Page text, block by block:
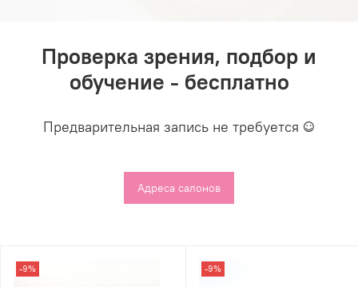
Проверка зрения, подбор и
обучение - бесплатно
Предварительная запись не требуется ☺️
Адреса салонов
-9% -9%